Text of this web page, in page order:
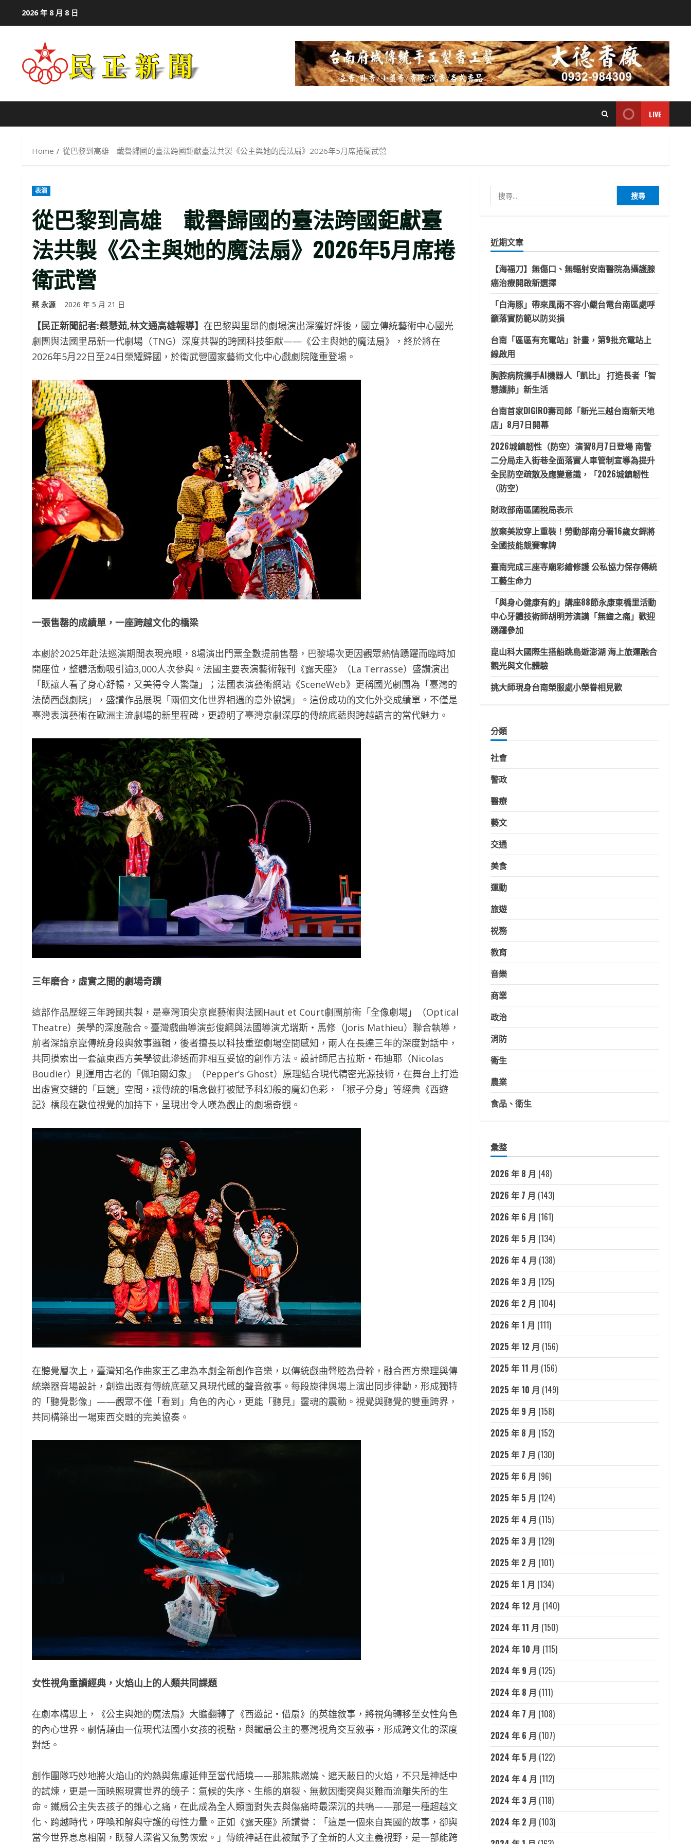
2026 年 8 月 8 日
LIVE
Home 從巴黎到高雄 載譽歸國的臺法跨國鉅獻臺法共製《公主與她的魔法扇》2026年5月席捲衛武營
表演
從巴黎到高雄 載譽歸國的臺法跨國鉅獻臺
法共製《公主與她的魔法扇》2026年5月席捲
衛武營
蔡 永源 2026 年 5 月 21 日
【民正新聞記者:蔡慧茹,林文通高雄報導】 在巴黎與里昂的劇場演出深獲好評後，國立傳統藝術中心國光
劇團與法國里昂新一代劇場（TNG）深度共製的跨國科技鉅獻——《公主與她的魔法扇》，終於將在
2026年5月22日至24日榮耀歸國，於衛武營國家藝術文化中心戲劇院隆重登場。
一張售罄的成績單，一座跨越文化的橋梁
本劇於2025年赴法巡演期間表現亮眼，8場演出門票全數提前售罄，巴黎場次更因觀眾熱情踴躍而臨時加
開座位，整體活動吸引逾3,000人次參與。法國主要表演藝術報刊《露天座》（La Terrasse）盛讚演出
「既讓人看了身心舒暢，又美得令人驚豔」；法國表演藝術網站《SceneWeb》更稱國光劇團為「臺灣的
法蘭西戲劇院」，盛讚作品展現「兩個文化世界相遇的意外協調」。這份成功的文化外交成績單，不僅是
臺灣表演藝術在歐洲主流劇場的新里程碑，更證明了臺灣京劇深厚的傳統底蘊與跨越語言的當代魅力。
三年磨合，虛實之間的劇場奇蹟
這部作品歷經三年跨國共製，是臺灣頂尖京崑藝術與法國Haut et Court劇團前衛「全像劇場」（Optical
Theatre）美學的深度融合。臺灣戲曲導演彭俊綱與法國導演尤瑞斯・馬修（Joris Mathieu）聯合執導，
前者深諳京崑傳統身段與敘事邏輯，後者擅長以科技重塑劇場空間感知，兩人在長達三年的深度對話中，
共同摸索出一套讓東西方美學彼此滲透而非相互妥協的創作方法。設計師尼古拉斯・布迪耶（Nicolas
Boudier）則運用古老的「佩珀爾幻象」（Pepper’s Ghost）原理結合現代精密光源技術，在舞台上打造
出虛實交錯的「巨鏡」空間，讓傳統的唱念做打被賦予科幻般的魔幻色彩，「猴子分身」等經典《西遊
記》橋段在數位視覺的加持下，呈現出令人嘆為觀止的劇場奇觀。
在聽覺層次上，臺灣知名作曲家王乙聿為本劇全新創作音樂，以傳統戲曲聲腔為骨幹，融合西方樂理與傳
統樂器音場設計，創造出既有傳統底蘊又具現代感的聲音敘事。每段旋律與場上演出同步律動，形成獨特
的「聽覺影像」——觀眾不僅「看到」角色的內心，更能「聽見」靈魂的震動。視覺與聽覺的雙重跨界，
共同構築出一場東西交融的完美協奏。
女性視角重讀經典，火焰山上的人類共同課題
在劇本構思上，《公主與她的魔法扇》大膽翻轉了《西遊記・借扇》的英雄敘事，將視角轉移至女性角色
的內心世界。劇情藉由一位現代法國小女孩的視點，與鐵扇公主的臺灣視角交互敘事，形成跨文化的深度
對話。
創作團隊巧妙地將火焰山的灼熱與焦慮延伸至當代語境——那熊熊燃燒、遮天蔽日的火焰，不只是神話中
的試煉，更是一面映照現實世界的鏡子：氣候的失序、生態的崩裂、無數因衝突與災難而流離失所的生
命。鐵扇公主失去孩子的錐心之痛，在此成為全人類面對失去與傷痛時最深沉的共鳴——那是一種超越文
化、跨越時代，呼喚和解與守護的母性力量。正如《露天座》所讚譽：「這是一個來自異國的故事，卻與
當今世界息息相關，既發人深省又氣勢恢宏。」傳統神話在此被賦予了全新的人文主義視野，是一部能跨
尋
字:
近期文章
【海福刀】無傷口、無輻射安南醫院為攝護腺
癌治療開啟新選擇
「白海豚」帶來風雨不容小覷台電台南區處呼
籲落實防範以防災損
台南「區區有充電站」計畫，第9批充電站上
線啟用
胸腔病院攜手AI機器人「凱比」 打造長者「智
慧護肺」新生活
台南首家DIGIRO壽司郎「新光三越台南新天地
店」8月7日開幕
2026城鎮韌性（防空）演習8月7日登場 南警
二分局走入街巷全面落實人車管制宣導為提升
全民防空疏散及應變意識，「2026城鎮韌性
（防空）
財政部南區國稅局表示
放棄美妝穿上重裝！勞動部南分署16歲女銲將
全國技能競賽奪牌
臺南完成三座寺廟彩繪修護 公私協力保存傳統
工藝生命力
「與身心健康有約」講座88節永康東橋里活動
中心牙體技術師胡明芳演講「無齒之痛」歡迎
踴躍參加
崑山科大國際生搭船跳島遊澎湖 海上旅運融合
觀光與文化體驗
挑大師現身台南榮服處小榮眷相見歡
分類
社會
警政
醫療
藝文
交通
美食
運動
旅遊
祱務
教育
音樂
商業
政治
消防
衛生
農業
食品、衛生
彙整
2026 年 8 月 (48)
2026 年 7 月 (143)
2026 年 6 月 (161)
2026 年 5 月 (134)
2026 年 4 月 (138)
2026 年 3 月 (125)
2026 年 2 月 (104)
2026 年 1 月 (111)
2025 年 12 月 (156)
2025 年 11 月 (156)
2025 年 10 月 (149)
2025 年 9 月 (158)
2025 年 8 月 (152)
2025 年 7 月 (130)
2025 年 6 月 (96)
2025 年 5 月 (124)
2025 年 4 月 (115)
2025 年 3 月 (129)
2025 年 2 月 (101)
2025 年 1 月 (134)
2024 年 12 月 (140)
2024 年 11 月 (150)
2024 年 10 月 (115)
2024 年 9 月 (125)
2024 年 8 月 (111)
2024 年 7 月 (108)
2024 年 6 月 (107)
2024 年 5 月 (122)
2024 年 4 月 (112)
2024 年 3 月 (118)
2024 年 2 月 (103)